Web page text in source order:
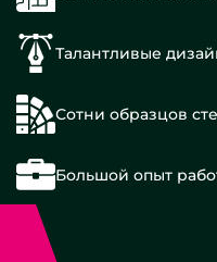
Талантливые
Сотни образцов
Большой опыт
С
дверью